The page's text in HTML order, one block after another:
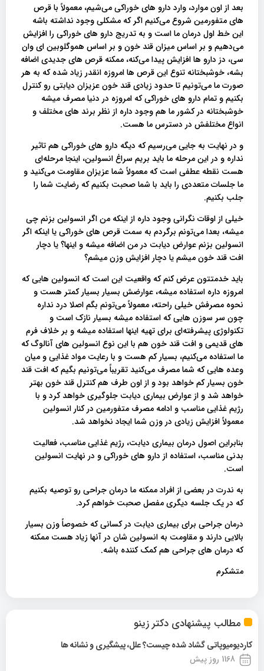
مطالب پیشنهادی دکتر زینو
کاردیومیوپاتی گشاد شده چیست؟ علل، پیشگیری و نشانه ها
1168 روز پیش
بعد از اون موارد، وارد دارو های خوراکی می‌شیم، معمولاً با قرص‌
های متفورمین شروع می‌کنیم اگر که مشکلی وجود نداشته باشه
این خط اول درمان ما است و به تدریج دارو های خوراکی را افزایش
می‌دهیم و بر اساس میزان قند خون و بر اساس هموگلوبین ای وان
سی، دز دارو ها افزایش پیدا می‌کنه، ممکنه قرص های جدیدی اضافه
بشه، خوشبختانه تنوع این قرص ها امروزه انقدر زیاد شده که به هر
صورت ما می‌تونیم تا حدود زیادی قند خون عزیزان دیابتی رو کنترل
بکنیم و تمام دارو های خوراکی که امروزه در دنیا مصرف میشه
خوشبختانه در کشور ما هم وجود داره از نظر برند های مختلف و
انواع مختلفش در دسترس ما هست.
و در نهایت به جایی می‌رسیم که دیگه دارو های خوراکی هم تاثیر
نداره و در این مرحله ما باید بریم سراغ انسولین، اینجا مرحله‌ای
هست نقطه عطفی است که معمولاً شما عزیزان مقاومت می‌کنید و
ما جلسات متعددی را باید با شما صحبت بکنیم که رضایت شما را
جلب بکنیم.
خیلی از اوقات نگرانی وجود داره از اینکه من اگر انسولین بزنم چی
میشه، بعدا می‌تونم برگردم به سمت قرص های خوراکی یا اینکه اگر
انسولین بزنم عوارض دیابت در من اضافه میشه و اینها؟ یا دچار
افت قند خون میشم یا دچار افزایش وزن میشم؟
باید خدمتتون عرض کنم که واقعیت این است که انسولین هایی که
امروزه داره استفاده میشه، عوارضش بسیار بسیار کمتر هست و
نحوه مصرفش خیلی راحته، معمولاً می‌تونم بگم اصلا درد نداره
چون سر سوزن هایی که استفاده میشه بسیار نازک است و
تکنولوژی پیشرفته‌ای برای تهیه اینها استفاده میشه و بر خلاف فرم
های قدیمی و افت قند خون هم با این نوع انسولین های آنالوگ که
ما استفاده می‌کنیم، بسیار کم هست و با رعایت مواد غذایی و میان
وعده هایی که شما مصرف می‌کنید تقریباً می‌تونیم بگیم که افت قند
خون بسیار کم خواهد بود و از اون طرف هم کنترل قند خون بهتر
خواهد شد و از عوارض بیماری دیابت جلوگیری خواهد کرد و با
رژیم غذایی مناسب و ادامه مصرف متفورمین در کنار انسولین
معمولاً افزایش زیادی در وزن شما ایجاد نخواهد شد.
بنابراین اصول درمان بیماری دیابت، رژیم غذایی مناسب، فعالیت
بدنی مناسب، استفاده از دارو های خوراکی و در نهایت انسولین
است.
به ندرت در بعضی از افراد ممکنه ما درمان جراحی رو توصیه بکنیم
که در یک جلسه دیگری مفصل صحبت خواهم کرد.
درمان جراحی برای بیماری دیابت در کسانی که خصوصاً وزن بسیار
بالایی دارند و مقاومت به انسولین شان در آنها زیاد هست ممکنه
که درمان‌ های جراحی هم کمک کننده باشه.
متشکرم